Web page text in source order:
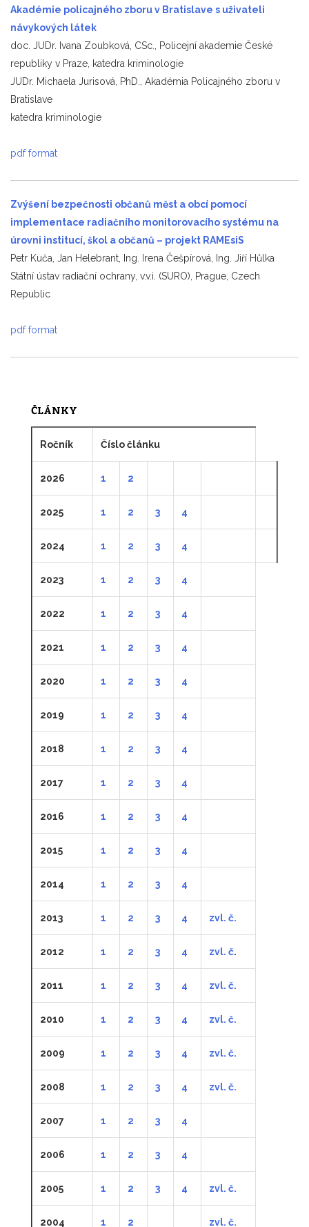
Akadémie policajného zboruv Bratislave s uživateli
návykových látek
doc. JUDr. Ivana Zoubková, CSc., Policejní akademie České
republiky v Praze, katedra kriminologie
JUDr. Michaela Jurisová, PhD., Akadémia Policajného zboru v
Bratislave
katedra kriminologie
pdf format
Zvýšení bezpečnosti občanů měst a obcí pomocí
implementace radiačního monitorovacího systému na
úrovni institucí, škol a občanů – projekt RAMEsiS
Petr Kuča, Jan Helebrant, Ing. Irena Češpírová, Ing. Jiří Hůlka
Státní ústav radiační ochrany, v.v.i. (SURO), Prague, Czech
Republic
pdf format
ČLÁNKY
Ročník Číslo článku
2026 1 2
2025 1 2 3 4
2024 1 2 3 4
2023 1 2 3 4
2022 1 2 3 4
2021 1 2 3 4
2020 1 2 3 4
2019 1 2 3 4
2018 1 2 3 4
2017 1 2 3 4
2016 1 2 3 4
2015 1 2 3 4
2014 1 2 3 4
2013 1 2 3 4 zvl. č.
2012 1 2 3 4 zvl. č.
2011 1 2 3 4 zvl. č.
2010 1 2 3 4 zvl. č.
2009 1 2 3 4 zvl. č.
2008 1 2 3 4 zvl. č.
2007 1 2 3 4
2006 1 2 3 4
2005 1 2 3 4 zvl. č.
2004 1 2 zvl. č.